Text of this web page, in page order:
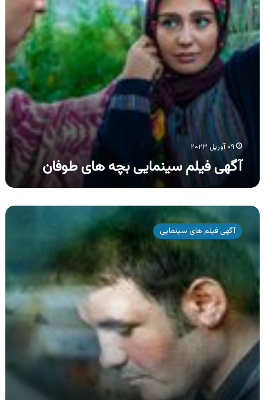
۰۹ آوریل ۲۰۲۳
آگهی فیلم سینمایی بچه های طوفان
آگهی
سینماییآگهی فیلم های سینمایی